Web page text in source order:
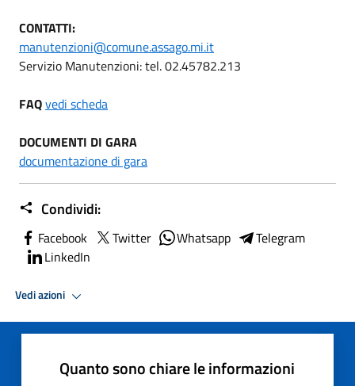
CONTATTI:
manutenzioni@comune.assago.mi.it
Servizio Manutenzioni: tel. 02.45782.213
FAQvedi scheda
DOCUMENTI DI GARA
documentazione di gara
Condividi:
Facebook Twitter Whatsapp
Telegram
LinkedIn
Vedi azioni
Quanto sono chiare le informazioni